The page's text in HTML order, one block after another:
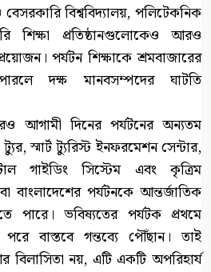
বিশ্ববিদ্যালয়, পলিটেকনিক
শিক্ষা প্রতিষ্ঠানগুলোকেও আরও
পর্যটন শিক্ষাকে শ্রমবাজারের
দক্ষ মানবসম্পদের ঘাটতি
আগামী দিনের পর্যটনের অন্যতম
স্মার্ট ট্যুরিস্ট ইনফরমেশন সেন্টার,
গাইডিং সিস্টেম এবং কৃত্রিম
বাংলাদেশের পর্যটনকে আন্তর্জাতিক
পারে। ভবিষ্যতের পর্যটক প্রথমে
বাস্তবে গন্তব্যে পৌঁছান। তাই
বিলাসিতা নয়, এটি একটি অপরিহার্য